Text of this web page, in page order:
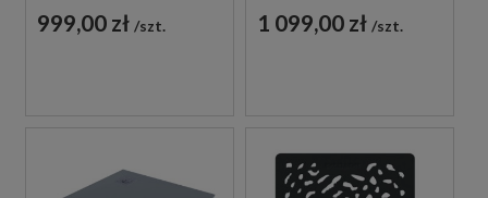
999,00 zł szt.
CAPPUCINO
1 099,00 zł szt.